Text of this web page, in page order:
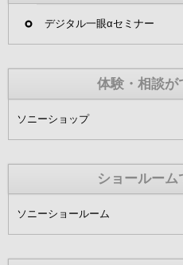
デジタル一眼αセミナー
体験・相談が
ソニーショップ
ショールー
ソニーショールーム